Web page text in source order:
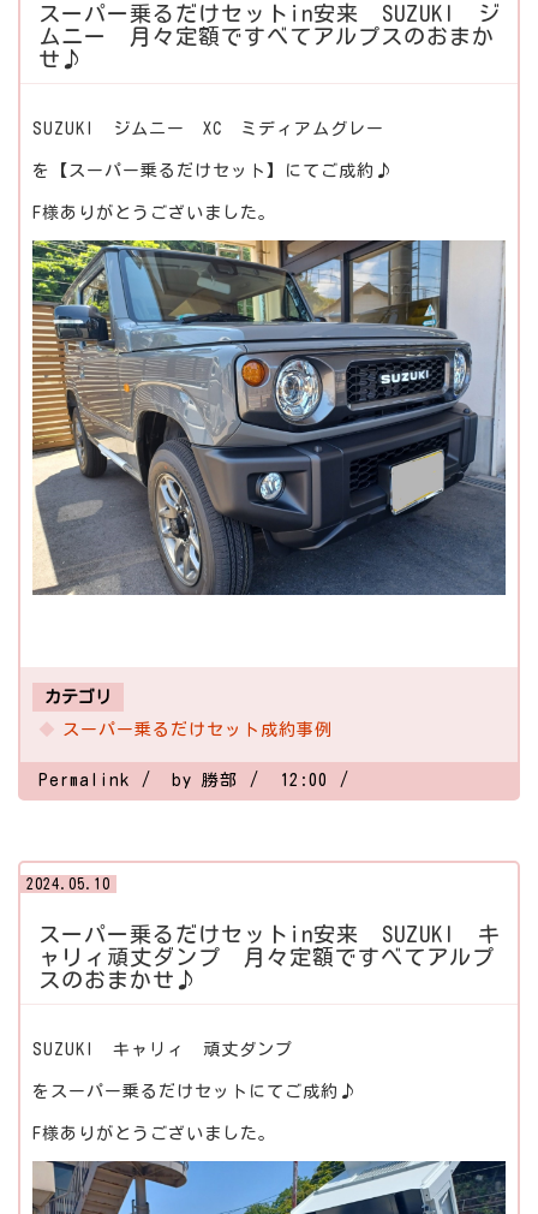
スーパー乗るだけセットin安来 SUZUKI ジ
ムニー 月々定額ですべてアルプスのおまか
せ♪
SUZUKI ジムニー XC ミディアムグレー
を【スーパー乗るだけセット】にてご成約♪
F様ありがとうございました。
カテゴリ
スーパー乗るだけセット成約事例
Permalink by 勝部 12:00
2024.05.10
スーパー乗るだけセットin安来 SUZUKI キ
ャリィ頑丈ダンプ 月々定額ですべてアルプ
スのおまかせ♪
SUZUKI キャリィ 頑丈ダンプ
をスーパー乗るだけセットにてご成約♪
F様ありがとうございました。